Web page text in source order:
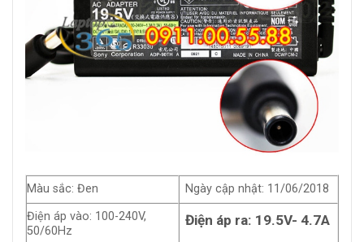
Màu sắc: Đen
Ngày cập nhật: 11/06/2018
Điện áp vào: 100-240V,
50/60Hz
Điện áp ra: 19.5V- 4.7A